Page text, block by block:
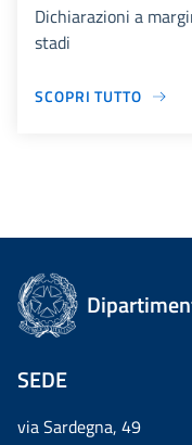
Dichiarazioni a
stadi
SCOPRI TUTTO
SEDE
via Sardegna, 49